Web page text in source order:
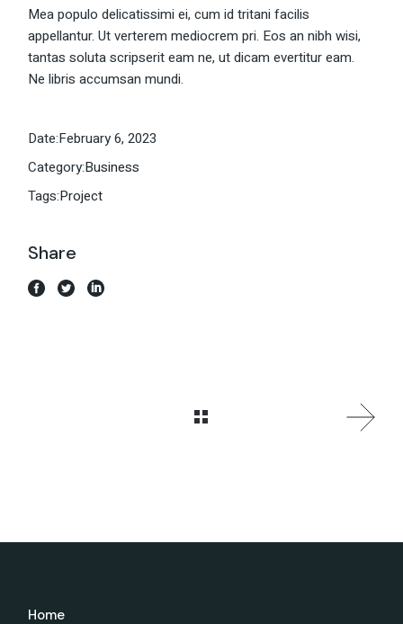
Mea populo delicatissimi ei, cum id tritani facilis
appellantur. Ut verterem mediocrem pri. Eos an nibh wisi,
tantas soluta scripserit eam ne, ut dicam evertitur eam.
Ne libris accumsan mundi.
Date:February 6, 2023
Category:Business
Tags:Project
Share
Home